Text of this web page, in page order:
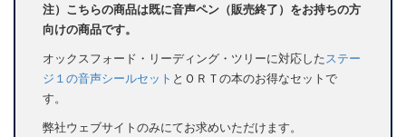
注）こちらの商品は既に音声ペン（販売終了）をお持ちの方
向けの商品です。
オックスフォード・リーディング・ツリーに対応したステー
ジ１の音声シールセット とＯＲＴの本のお得なセットで
す。
弊社ウェブサイトのみにてお求めいただけます。